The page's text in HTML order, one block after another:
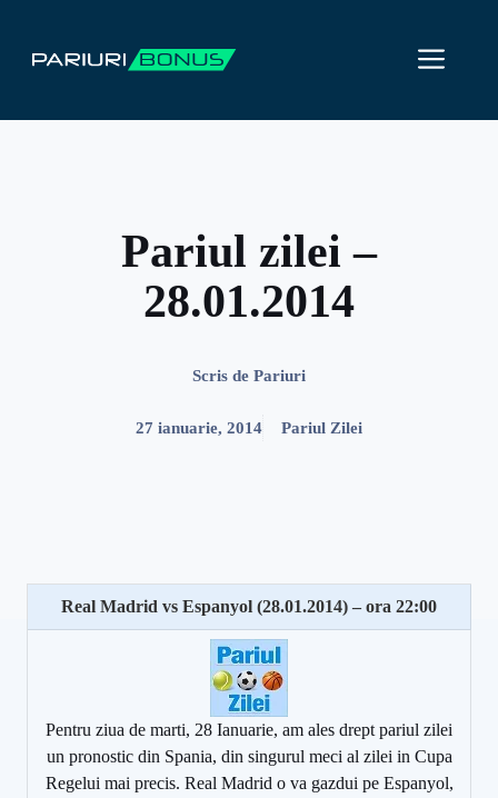
conținut
Pariul zilei –
28.01.2014
Scris de Pariuri
27 ianuarie, 2014 Pariul Zilei
Real Madrid vs Espanyol (28.01.2014) – ora 22:00
Pentru ziua de marti, 28 Ianuarie, am ales drept pariul zilei
un pronostic din Spania, din singurul meci al zilei in Cupa
Regelui mai precis. Real Madrid o va gazdui pe Espanyol,